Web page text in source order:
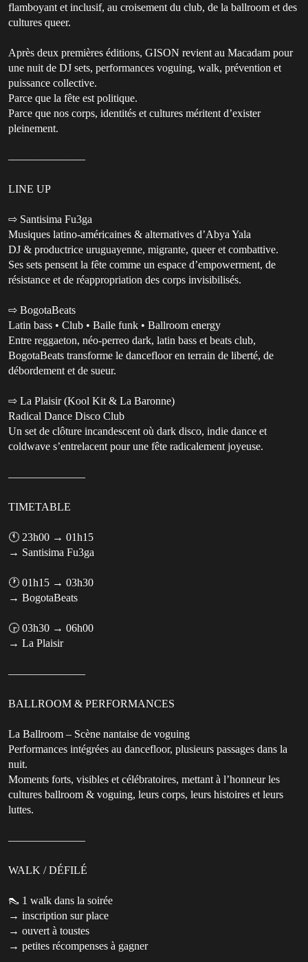
flamboyant et inclusif, au croisement du club, de la ballroom et des
cultures queer.
Après deux premières éditions, GISON revient au Macadam pour
une nuit de DJ sets, performances voguing, walk, prévention et
puissance collective.
Parce que la fête est politique.
Parce que nos corps, identités et cultures méritent d’exister
pleinement.
———————
LINE UP
⇨ Santisima Fu3ga
Musiques latino-américaines & alternatives d’Abya Yala
DJ & productrice uruguayenne, migrante, queer et combattive.
Ses sets pensent la fête comme un espace d’empowerment, de
résistance et de réappropriation des corps invisibilisés.
⇨ BogotaBeats
Latin bass • Club • Baile funk • Ballroom energy
Entre reggaeton, néo-perreo dark, latin bass et beats club,
BogotaBeats transforme le dancefloor en terrain de liberté, de
débordement et de sueur.
⇨ La Plaisir (Kool Kit & La Baronne)
Radical Dance Disco Club
Un set de clôture incandescent où dark disco, indie dance et
coldwave s’entrelacent pour une fête radicalement joyeuse.
———————
TIMETABLE
🕚 23h00 → 01h15
→ Santisima Fu3ga
🕐 01h15 → 03h30
→ BogotaBeats
🕞 03h30 → 06h00
→ La Plaisir
———————
BALLROOM & PERFORMANCES
La Ballroom – Scène nantaise de voguing
Performances intégrées au dancefloor, plusieurs passages dans la
nuit.
Moments forts, visibles et célébratoires, mettant à l’honneur les
cultures ballroom & voguing, leurs corps, leurs histoires et leurs
luttes.
———————
WALK / DÉFILÉ
👠 1 walk dans la soirée
→ inscription sur place
→ ouvert à toustes
→ petites récompenses à gagner